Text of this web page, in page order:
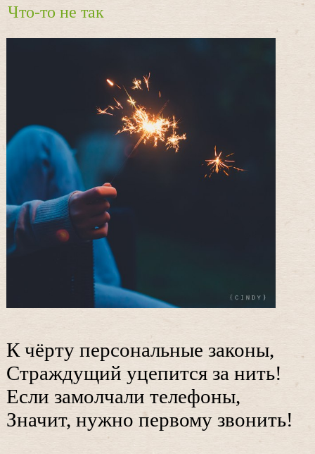
Что-то не так
К чёрту персональные законы,
Страждущий уцепится за нить!
Если замолчали телефоны,
Значит, нужно первому звонить!